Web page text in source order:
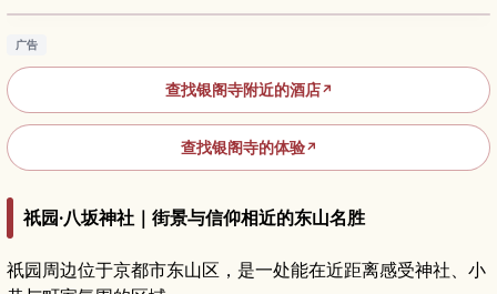
广告
查找银阁寺附近的酒店↗
查找银阁寺的体验↗
祇园·八坂神社｜街景与信仰相近的东山名胜
祇园周边位于京都市东山区，是一处能在近距离感受神社、小